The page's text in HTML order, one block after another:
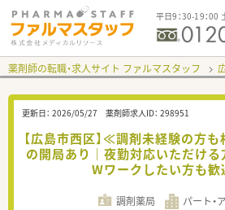
平日9：30-19：00
薬剤師の転職・求人サイト ファルマスタッフ
更新日： 2026/05/27 薬剤師求人ID： 298951
【広島市西区】≪調剤未経験の方
の開局あり｜夜勤対応いただけ
Wワークしたい方も歓
調剤薬局 パート・